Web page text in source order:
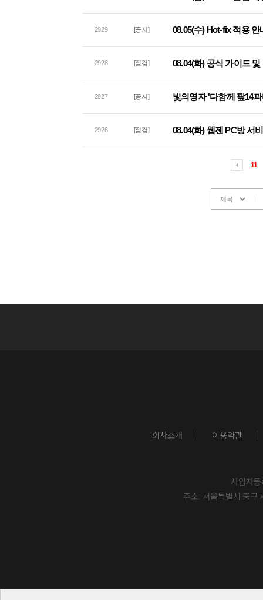
2929 [공지] 08.05(수) Hot-fix 적용 안
2928 [점검] 08.04(화) 공식 가이드
2927 [공지] 빛의영자 '다함께 팦14
2926 [점검] 08.04(화) 웹젠 PC방 서
11
회사소개 이용약관
사업자
주소: 서울특별시 중구